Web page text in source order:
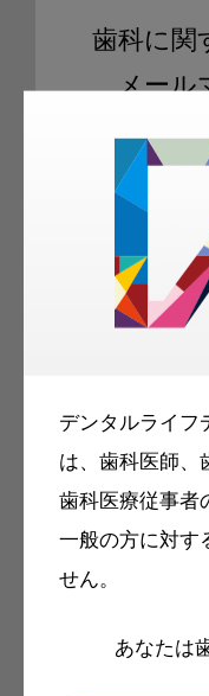
デンタルライフ
は、歯科医師、
歯科医療従事者
一般の方に対す
せん。
あなたは
歯科に関
メール
ご登録いた
科衛生士、
容のメール